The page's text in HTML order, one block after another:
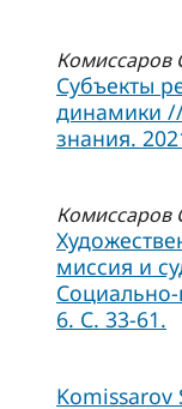
Комиссаров
Субъекты
динамики
знания.
Комиссаров
миссия и
6. С. 33-61.
Komissarov